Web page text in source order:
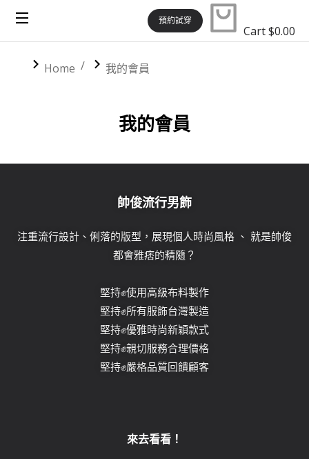
預約試穿
Cart$0.00
You are here:
Home 我的會員
我的會員
帥俊流行男飾
注重流行設計、俐落的版型，展現個人時尚風格 、 就是帥俊
都會雅痞的精隨？
堅持✊使用高級布料製作
堅持✊所有服飾台灣製造
堅持✊優雅時尚新穎款式
堅持✊親切服務合理價格
堅持✊嚴格品質回饋顧客
來去看看！